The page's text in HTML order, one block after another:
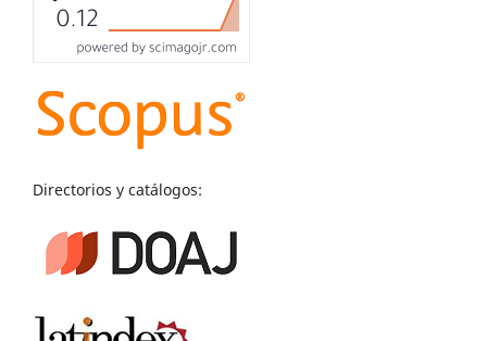
Directorios y catálogos: